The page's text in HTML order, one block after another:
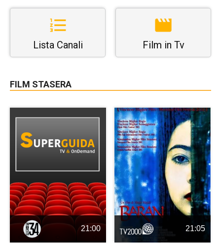
Lista Canali Film in Tv
FILM STASERA
21:00 21:05